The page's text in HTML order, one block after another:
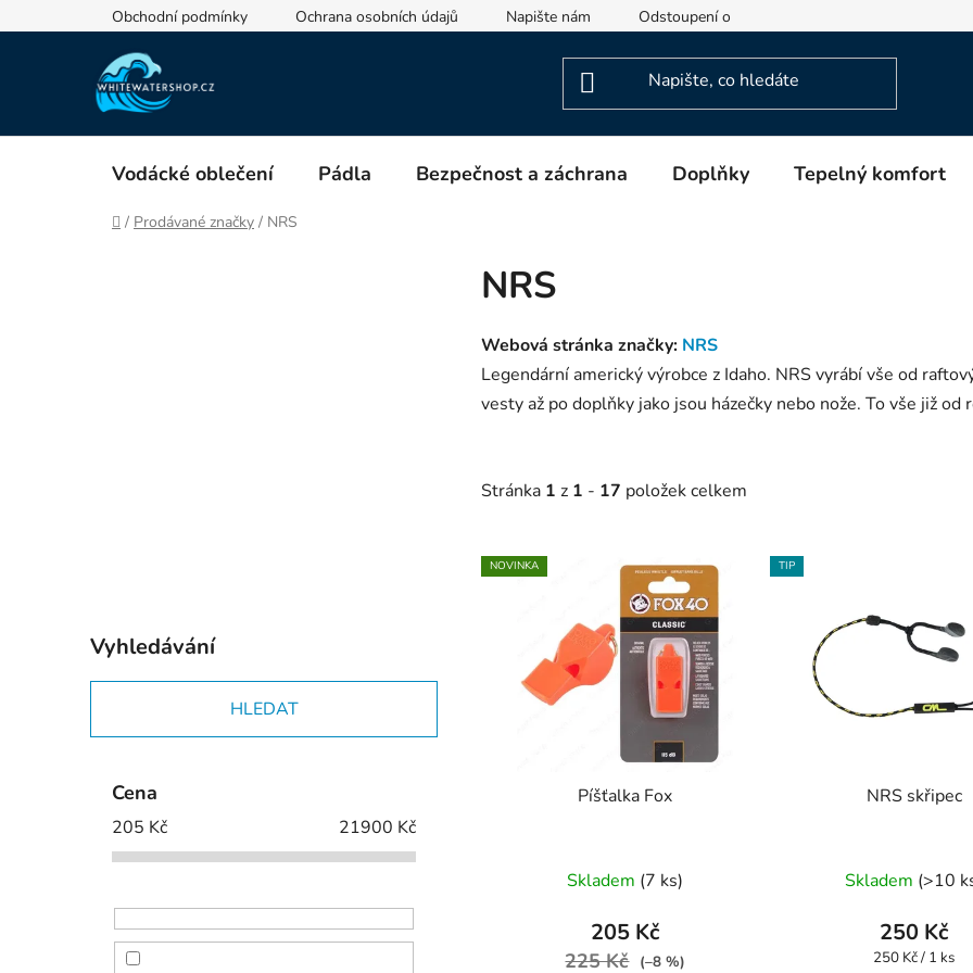
na
Obchodní podmínky Ochrana osobních údajů Napište nám Odstoupení od smlouvy Informace o
Vodácké oblečení Pádla Bezpečnost a záchrana Doplňky Tepelný komfort
Domů
/ Prodávané značky / NRS
Vyhledávání
HLEDAT
Cena
205 Kč 21900 Kč
NRS
Webová stránka značky: NRS
Legendární americký výrobce z Idaho. NRS vyrábí vše od
vesty až po doplňky jako jsou házečky nebo nože. To vše již od
Stránka 1 z 1 - 17 položek celkem
V
ý
NOVINKA
Píšťalka Fox
Skladem (7 ks)
205 Kč
225 Kč (–8 %)
TIP
NRS skřipec
produktu
je
Skladem (>10
250 Kč
Měrná
250 Kč / 1 ks